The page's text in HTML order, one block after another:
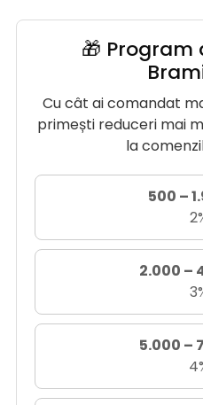
🎁
Cu cât ai comandat
primești reduceri mai
la
500 –
2.000 –
5.000 –